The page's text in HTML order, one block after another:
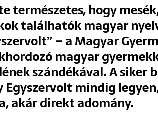
természetes, hogy
találhatók magyar
– a Magyar
magyar
szándékával. A siker
Egyszervolt mindig
akár direkt adomány.